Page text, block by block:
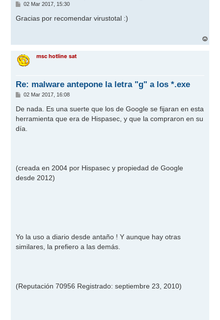
M
n
s
02 Mar 2017, 15:30
Gracias por recomendar virustotal :)
r
msc hotline sat
Re: malware antepone la letra "g" a los *.exe
M
n
a
j
e
02 Mar 2017, 16:08
De nada. Es una suerte que los de Google se fijaran en esta
herramienta que era de Hispasec, y que la compraron en su
día.
(creada en 2004 por Hispasec y propiedad de Google
desde 2012)
Yo la uso a diario desde antaño ! Y aunque hay otras
similares, la prefiero a las demás.
(Reputación 70956 Registrado: septiembre 23, 2010)